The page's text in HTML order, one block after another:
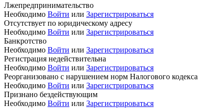
Лжепредпринимательство
Необходимо Войти или Зарегистрироваться
Отсутствует по юридическому адресу
Необходимо Войти или Зарегистрироваться
Банкротство
Необходимо Войти или Зарегистрироваться
Регистрация недействительна
Необходимо Войти или Зарегистрироваться
Реорганизовано с нарушением норм Налогового кодекса
Необходимо Войти или Зарегистрироваться
Признано бездействующим
Необходимо Войти или Зарегистрироваться